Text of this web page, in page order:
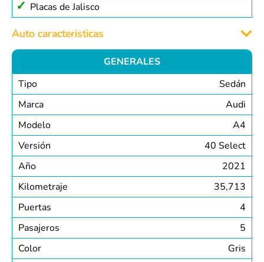
Placas de Jalisco
Auto caracteristicas
GENERALES
Tipo
Sedán
Marca
Audi
Modelo
A4
Versión
40 Select
Año
2021
Kilometraje
35,713
Puertas
4
Pasajeros
5
Color
Gris